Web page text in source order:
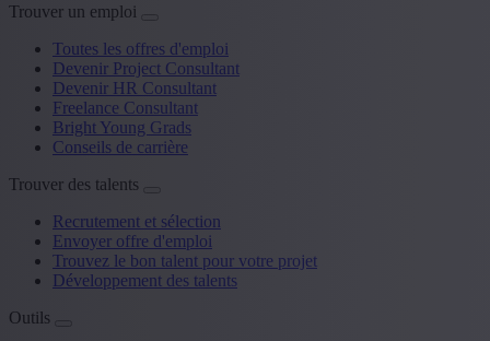
Trouver un emploi
Toutes les offres d'emploi
Devenir Project Consultant
Devenir HR Consultant
Freelance Consultant
Bright Young Grads
Conseils de carrière
Trouver des talents
Recrutement et sélection
Envoyer offre d'emploi
Trouvez le bon talent pour votre projet
Développement des talents
Outils